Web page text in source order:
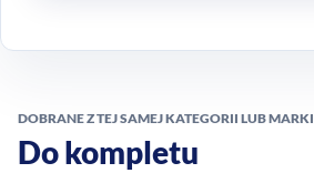
DOBRANE Z TEJ SAMEJ KATEGORII LUB MARKI
Do kompletu